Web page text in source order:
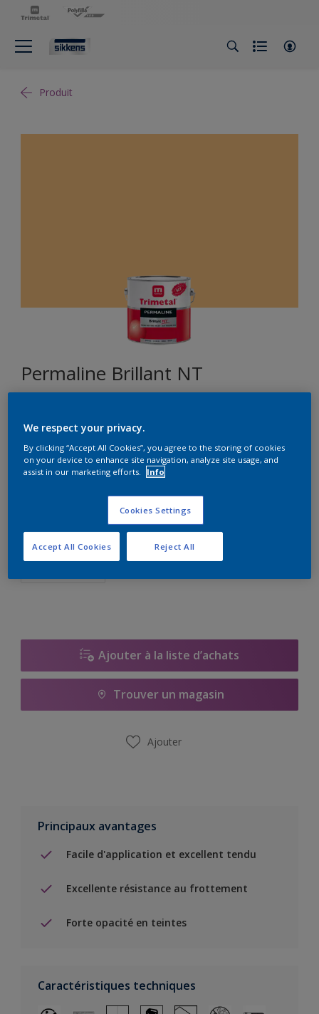
Produit
Permaline Brillant NT
Format
2,5L
Ajouter à la liste d’achats
Trouver un magasin
Ajouter
Principaux avantages
Facile d'application et excellent tendu
Excellente résistance au frottement
Forte opacité en teintes
Caractéristiques techniques
We respect your privacy.
By clicking “Accept All Cookies”, you agree to the storing of cookies
on your device to enhance site navigation, analyze site usage, and
assist in our marketing efforts.
Info
Cookies Settings
Reject All
Accept All Cookies